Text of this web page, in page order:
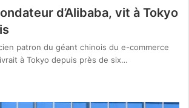
d’Alibaba, vit à Tokyo
patron du géant chinois du e-commerce
à Tokyo depuis près de six…